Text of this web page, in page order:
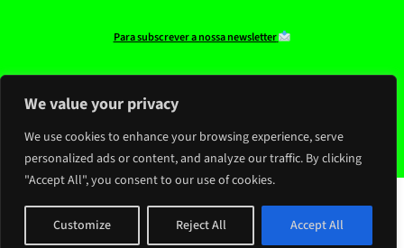
We value your privacy
We use cookies to enhance your browsing experience, serve
personalized ads or content, and analyze our traffic. By clicking
"Accept All", you consent to our use of cookies.
Customize Reject All Accept All
Para subscrever a nossa newsletter